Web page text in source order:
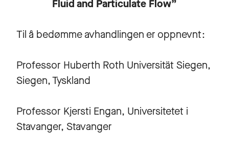
Fluid and Particulate Flow”
Til å bedømme avhandlingen er oppnevnt:
Professor Huberth Roth Universität Siegen,
Siegen, Tyskland
Professor Kjersti Engan, Universitetet i
Stavanger, Stavanger